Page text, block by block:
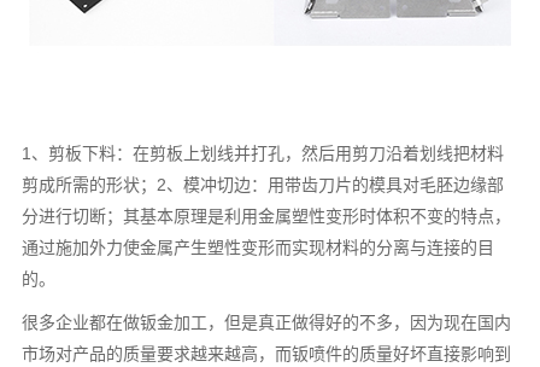
1、剪板下料：在剪板上划线并打孔，然后用剪刀沿着划线把材料
剪成所需的形状；2、模冲切边：用带齿刀片的模具对毛胚边缘部
分进行切断；其基本原理是利用金属塑性变形时体积不变的特点，
通过施加外力使金属产生塑性变形而实现材料的分离与连接的目
的。
很多企业都在做钣金加工，但是真正做得好的不多，因为现在国内
市场对产品的质量要求越来越高，而钣喷件的质量好坏直接影响到